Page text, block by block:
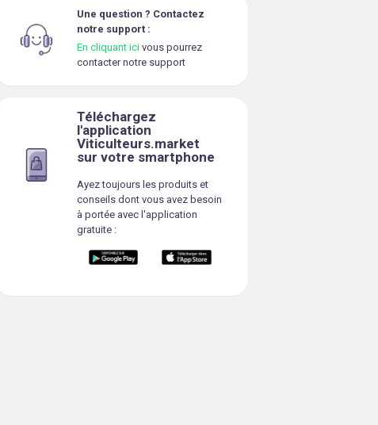
Une question ? Contactez
notre support :
En cliquant ici vous pourrez
contacter notre support
Téléchargez
l'application
Viticulteurs.market
sur votre smartphone
Ayez toujours les produits et
conseils dont vous avez besoin
à portée avec l'application
gratuite :